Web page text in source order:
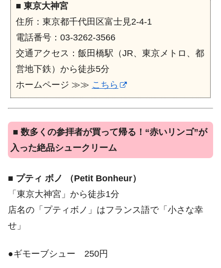
■ 東京大神宮
住所：東京都千代田区富士見2-4-1
電話番号：03-3262-3566
交通アクセス：飯田橋駅（JR、東京メトロ、都
営地下鉄）から徒歩5分
ホームページ ≫≫ こちら
■ 数多くの参拝者が買って帰る！“赤いリンゴ”が
入った絶品シュークリーム
■ プティ ボノ （Petit Bonheur）
「東京大神宮」から徒歩1分
店名の「プティボノ」はフランス語で「小さな幸
せ」
●ギモーブシュー 250円